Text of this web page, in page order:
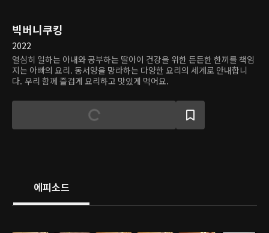
빅버니쿠킹
2022
열심히 일하는 아내와 공부하는 딸아이 건강을 위한 든든한 한끼를 책임
지는 아빠의 요리. 동서양을 망라하는 다양한 요리의 세계로 안내합니
다. 우리 함께 즐겁게 요리하고 맛있게 먹어요.
에피소드